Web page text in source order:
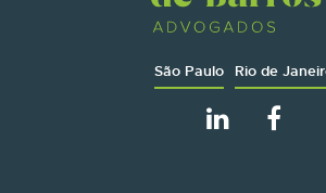
São Paulo Rio de